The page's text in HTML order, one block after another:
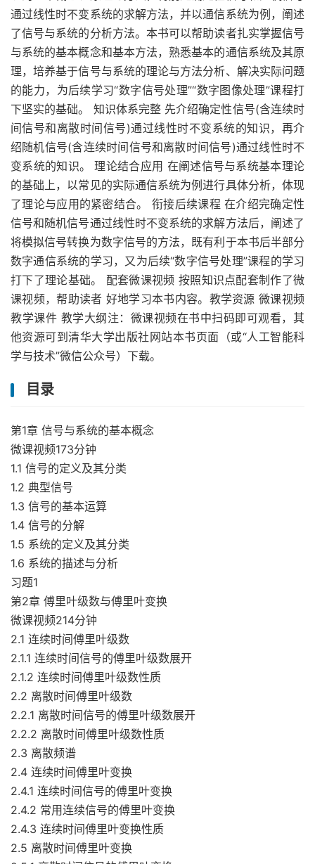
通过线性时不变系统的求解方法，并以通信系统为例，阐述
了信号与系统的分析方法。本书可以帮助读者扎实掌握信号
与系统的基本概念和基本方法，熟悉基本的通信系统及其原
理，培养基于信号与系统的理论与方法分析、解决实际问题
的能力，为后续学习“数字信号处理”“数字图像处理”课程打
下坚实的基础。 知识体系完整 先介绍确定性信号(含连续时
间信号和离散时间信号)通过线性时不变系统的知识，再介
绍随机信号(含连续时间信号和离散时间信号)通过线性时不
变系统的知识。 理论结合应用 在阐述信号与系统基本理论
的基础上，以常见的实际通信系统为例进行具体分析，体现
了理论与应用的紧密结合。 衔接后续课程 在介绍完确定性
信号和随机信号通过线性时不变系统的求解方法后，阐述了
将模拟信号转换为数字信号的方法，既有利于本书后半部分
数字通信系统的学习，又为后续“数字信号处理”课程的学习
打下了理论基础。 配套微课视频 按照知识点配套制作了微
课视频，帮助读者 好地学习本书内容。教学资源 微课视频
教学课件 教学大纲注：微课视频在书中扫码即可观看，其
他资源可到清华大学出版社网站本书页面（或“人工智能科
学与技术”微信公众号）下载。
目录
第1章 信号与系统的基本概念
微课视频173分钟
1.1 信号的定义及其分类
1.2 典型信号
1.3 信号的基本运算
1.4 信号的分解
1.5 系统的定义及其分类
1.6 系统的描述与分析
习题1
第2章 傅里叶级数与傅里叶变换
微课视频214分钟
2.1 连续时间傅里叶级数
2.1.1 连续时间信号的傅里叶级数展开
2.1.2 连续时间傅里叶级数性质
2.2 离散时间傅里叶级数
2.2.1 离散时间信号的傅里叶级数展开
2.2.2 离散时间傅里叶级数性质
2.3 离散频谱
2.4 连续时间傅里叶变换
2.4.1 连续时间信号的傅里叶变换
2.4.2 常用连续信号的傅里叶变换
2.4.3 连续时间傅里叶变换性质
2.5 离散时间傅里叶变换